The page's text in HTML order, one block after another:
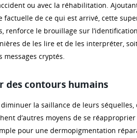
ou avec la réhabilitation.
factuelle de ce qui est arrivé, cette
renforce le brouillage sur
de les lire et de les interpréter,
messages cryptés.
des contours humains
la saillance de leurs séquelles,
d’autres moyens de se
pour une dermopigmentation